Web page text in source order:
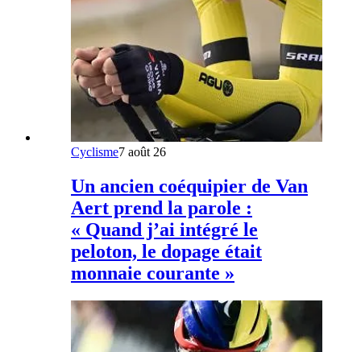
Cyclisme7 août 26
Un ancien coéquipier de Van
Aert prend la parole :
« Quand j’ai intégré le
peloton, le dopage était
monnaie courante »